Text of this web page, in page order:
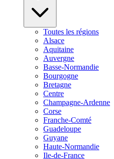
Toutes les régions
Alsace
Aquitaine
Auvergne
Basse-Normandie
Bourgogne
Bretagne
Centre
Champagne-Ardenne
Corse
Franche-Comté
Guadeloupe
Guyane
Haute-Normandie
Ile-de-France